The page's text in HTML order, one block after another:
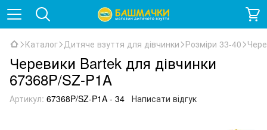
Каталог Дитяче взуття для дівчинки Розміри 33-40
Черевики Bartek для дівчинки
67368P/SZ-P1A
Артикул: 67368P/SZ-P1A - 34 Написати відгук